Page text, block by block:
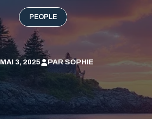
PEOPLE
MAI 3, 2025 PARSOPHIE